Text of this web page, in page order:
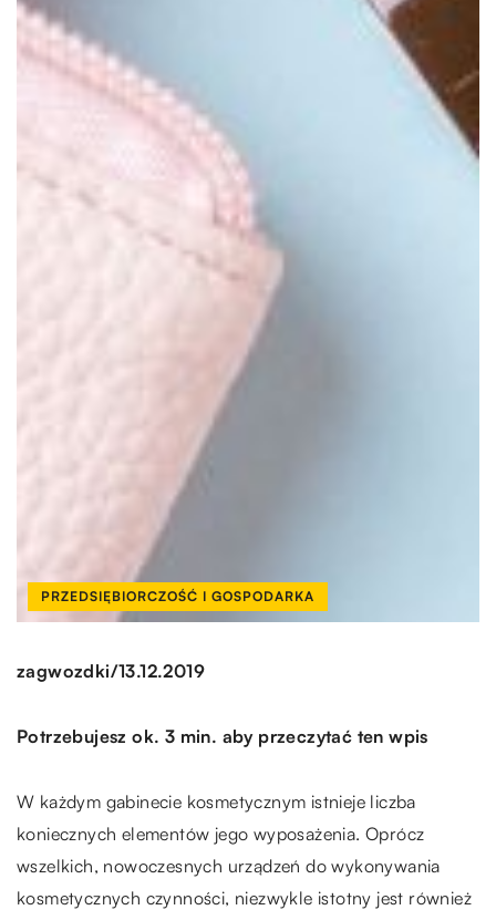
PRZEDSIĘBIORCZOŚĆ I GOSPODARKA
zagwozdki/13.12.2019
Potrzebujesz ok. 3 min. aby przeczytać ten wpis
W każdym gabinecie kosmetycznym istnieje liczba
koniecznych elementów jego wyposażenia. Oprócz
wszelkich, nowoczesnych urządzeń do wykonywania
kosmetycznych czynności, niezwykle istotny jest również